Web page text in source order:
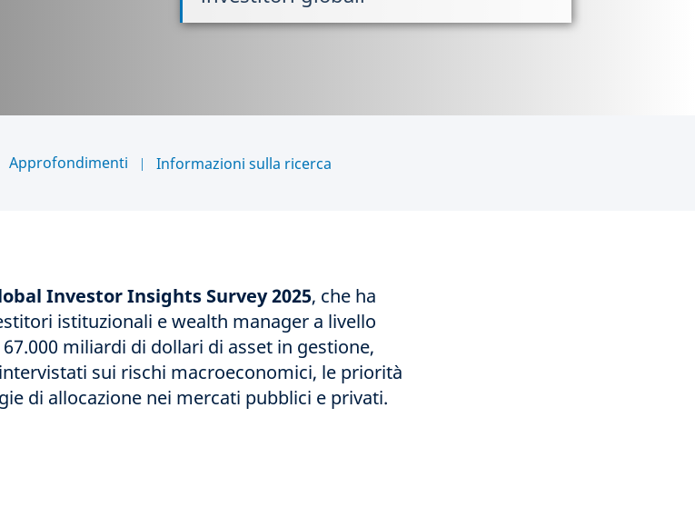
Approfondimenti Informazioni sulla ricerca
Investor Insights Survey 2025, che ha
istituzionali e wealth manager a livello
miliardi di dollari di asset in gestione,
sui rischi macroeconomici, le priorità
di allocazione nei mercati pubblici e privati.